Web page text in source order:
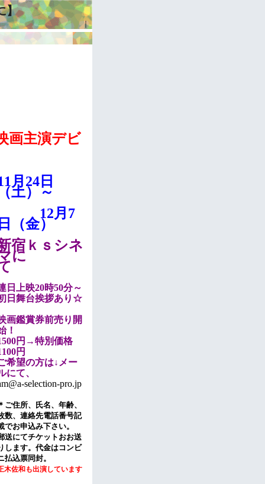
】
｜
画主演デビ
月24日
土）～
月7
（金）
宿ｋｓシネ
に
日上映20時50分～
日舞台挨拶あり☆
画鑑賞券前売り開
！
円→特別価格
円
希望の方は↓メー
にて、
selection-pro.jp
ご住所、氏名、年齢、
数、連絡先電話番号記
でお申込み下さい。
送にてチケットおお送
します。代金はコンビ
払込票同封。
木佐和も出演しています